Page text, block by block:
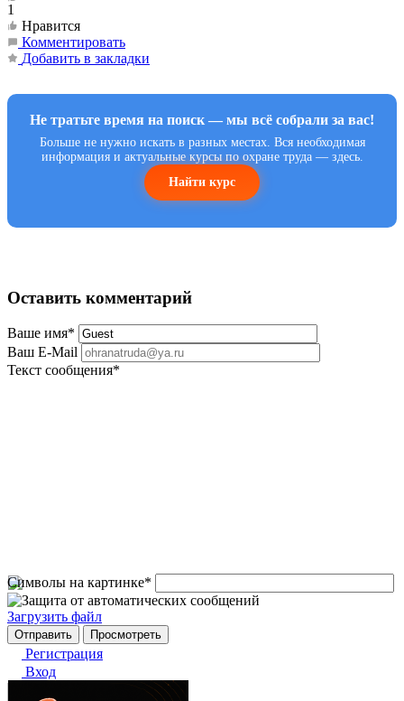
1
Нравится
Комментировать
Добавить в закладки
Не тратьте время на поиск — мы всё собрали за вас!
Больше не нужно искать в разных местах. Вся необходимая
информация и актуальные курсы по охране труда — здесь.
Найти курс
Оставить комментарий
Ваше имя*
Ваш E-Mail
Текст сообщения*
Символы на картинке*
Загрузить файл
Регистрация
Вход